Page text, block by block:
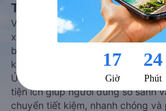
Tàu hoả và Thuê xe
Vexere - ứng dụng đặt vé đa
xe chất lượng cao, 5000+ tuyến
bay và hãng tàu cùng dịch vụ
khắp các tỉnh thành tại Việt Nam.
Ứng dụng hiển thị thông tin đầy
tiện ích giúp người dùng so sánh
chuyển tiết kiệm, nhanh chóng và